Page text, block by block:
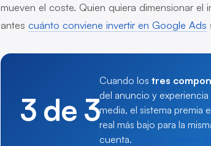
mueven el coste. Quien quiera dimensionar
antes cuánto conviene invertir en Google Ads
3 de 3
Cuando lostres
del anuncio y
media, el sistema premia
real más bajo para la
cuenta.
Fuente: Centro